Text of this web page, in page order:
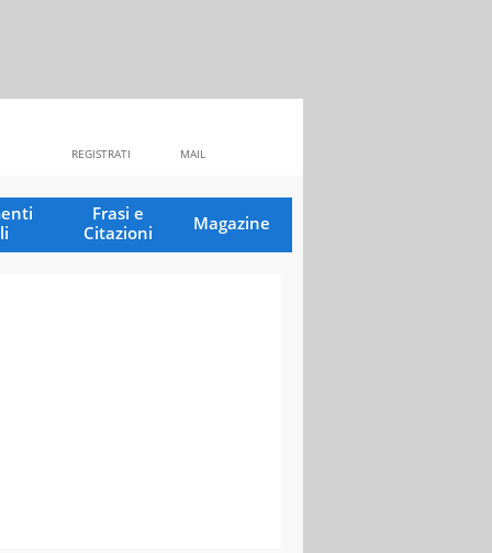
MAIL
REGISTRATI
Frasi e
Citazioni
Magazine